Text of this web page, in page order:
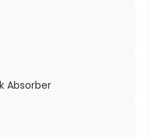
Absorber